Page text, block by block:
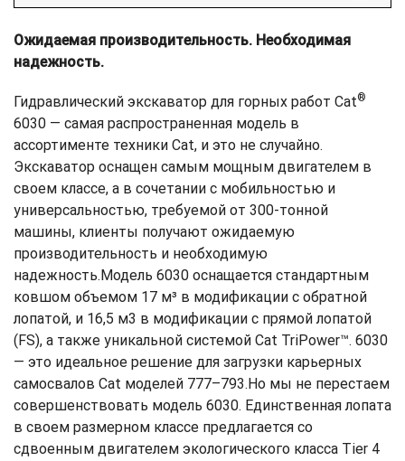
Ожидаемая производительность. Необходимая
надежность.
Гидравлический экскаватор для горных работ Cat®
6030 — самая распространенная модель в
ассортименте техники Cat, и это не случайно.
Экскаватор оснащен самым мощным двигателем в
своем классе, а в сочетании с мобильностью и
универсальностью, требуемой от 300-тонной
машины, клиенты получают ожидаемую
производительность и необходимую
надежность.Модель 6030 оснащается стандартным
ковшом объемом 17 м³ в модификации с обратной
лопатой, и 16,5 м3 в модификации с прямой лопатой
(FS), а также уникальной системой Cat TriPower™. 6030
— это идеальное решение для загрузки карьерных
самосвалов Cat моделей 777–793.Но мы не перестаем
совершенствовать модель 6030. Единственная лопата
в своем размерном классе предлагается со
сдвоенным двигателем экологического класса Tier 4